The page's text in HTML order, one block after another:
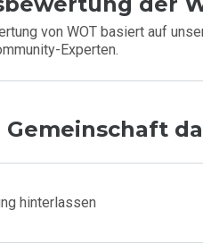
von WOT basiert auf
Experten.
Gemeinschaft
hinterlassen